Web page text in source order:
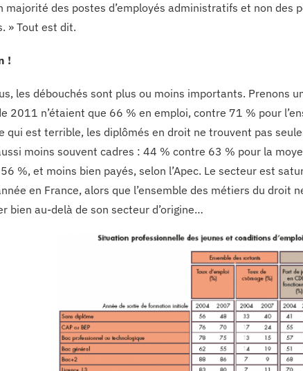
majorité des postes d’employés administratifs et non des
» Tout est dit.
!
les débouchés sont plus ou moins importants. Prenons
2011 n’étaient que 66 % en emploi, contre 71 % pour
qui est terrible, les diplômés en droit ne trouvent pas
moins souvent cadres : 44 % contre 63 % pour la
%, et moins bien payés, selon l’Apec. Le secteur est
en France, alors que l’ensemble des métiers du
bien au-delà de son secteur d’origine…